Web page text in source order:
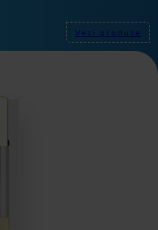
Vezi produse